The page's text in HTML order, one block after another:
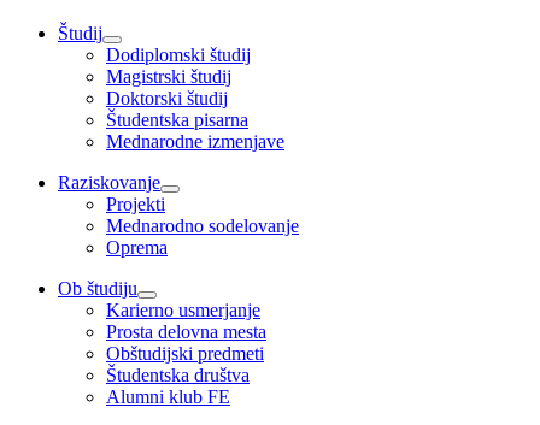
Študij
Dodiplomski študij
Magistrski študij
Doktorski študij
Študentska pisarna
Mednarodne izmenjave
Raziskovanje
Projekti
Mednarodno sodelovanje
Oprema
Ob študiju
Karierno usmerjanje
Prosta delovna mesta
Obštudijski predmeti
Študentska društva
Alumni klub FE